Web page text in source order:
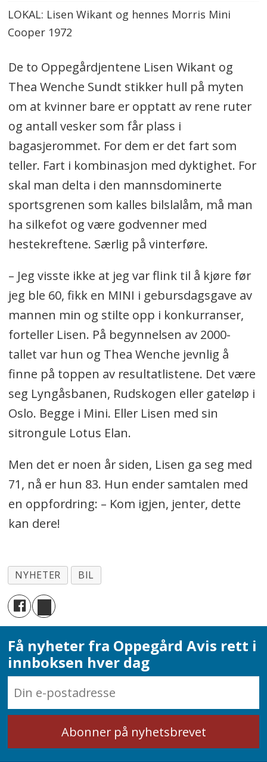
LOKAL: Lisen Wikant og hennes Morris Mini
Cooper 1972
De to Oppegårdjentene Lisen Wikant og
Thea Wenche Sundt stikker hull på myten
om at kvinner bare er opptatt av rene ruter
og antall vesker som får plass i
bagasjerommet. For dem er det fart som
teller. Fart i kombinasjon med dyktighet. For
skal man delta i den mannsdominerte
sportsgrenen som kalles bilslalåm, må man
ha silkefot og være godvenner med
hestekreftene. Særlig på vinterføre.
– Jeg visste ikke at jeg var flink til å kjøre før
jeg ble 60, fikk en MINI i gebursdagsgave av
mannen min og stilte opp i konkurranser,
forteller Lisen. På begynnelsen av 2000-
tallet var hun og Thea Wenche jevnlig å
finne på toppen av resultatlistene. Det være
seg Lyngåsbanen, Rudskogen eller gateløp i
Oslo. Begge i Mini. Eller Lisen med sin
sitrongule Lotus Elan.
Men det er noen år siden, Lisen ga seg med
71, nå er hun 83. Hun ender samtalen med
en oppfordring: – Kom igjen, jenter, dette
kan dere!
NYHETER BIL
Få nyheter fra Oppegård Avis rett i
innboksen hver dag